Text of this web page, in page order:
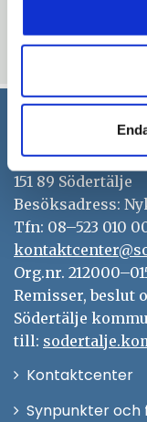
externa
Uppdaterad: 2020-
151 89 Södertälje
Besöksadress:
Tfn: 08–523 010
Org.nr.
Remisser, beslut
Södertälje
till:
Kontaktcenter
Synpunkter och